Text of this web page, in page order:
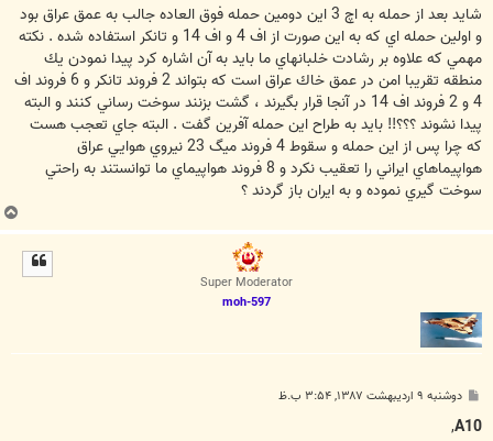
ت
شايد بعد از حمله به اچ 3 اين دومين حمله فوق العاده جالب به عمق عراق بود
و اولين حمله اي كه به اين صورت از اف 4 و اف 14 و تانكر استفاده شده . نكته
مهمي كه علاوه بر رشادت خلبانهاي ما بايد به آن اشاره كرد پيدا نمودن يك
منطقه تقريبا امن در عمق خاك عراق است كه بتواند 2 فروند تانكر و 6 فروند اف
4 و 2 فروند اف 14 در آنجا قرار بگيرند ، گشت بزنند سوخت رساني كنند و البته
پيدا نشوند ؟؟؟!! بايد به طراح اين حمله آفرين گفت . البته جاي تعجب هست
كه چرا پس از اين حمله و سقوط 4 فروند ميگ 23 نيروي هوايي عراق
هواپيماهاي ايراني را تعقيب نكرد و 8 فروند هواپيماي ما توانستند به راحتي
سوخت گيري نموده و به ايران باز گردند ؟
Super Moderator
moh-597
ت
دوشنبه ۹ اردیبهشت ۱۳۸۷, ۳:۵۴ ب.ظ
A10
,